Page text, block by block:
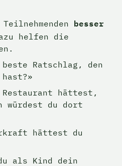
besser
helfen die
Ratschlag, den
Restaurant hättest,
würdest du dort
hättest du
als Kind dein